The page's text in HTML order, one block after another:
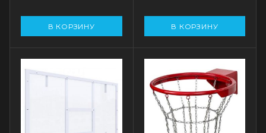
В КОРЗИНУ В КОРЗИНУ